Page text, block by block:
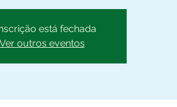
está fechada
Ver outros eventos